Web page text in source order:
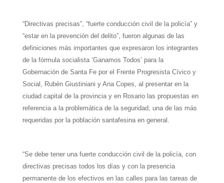
a
t
s
A
p
l
e
g
r
a
m
i
t
t
e
r
n
t
e
r
e
c
e
b
o
o
a
i
l
a
r
e
“Directivas precisas”, “fuerte conducción civil de la policía” y
“estar en la prevención del delito”, fueron algunas de las
definiciones más importantes que expresaron los integrantes
de la fórmula socialista ‘Ganamos Todos’ para la
Gobernación de Santa Fe por el Frente Progresista Cívico y
Social, Rubén Giustiniani y Ana Copes, al presentar en la
ciudad capital de la provincia y en Rosario las propuestas en
referencia a la problemática de la seguridad, una de las más
requeridas por la población santafesina en general.
“Se debe tener una fuerte conducción civil de la policía, con
directivas precisas todos los días y con la presencia
permanente de los efectivos en las calles para las tareas de